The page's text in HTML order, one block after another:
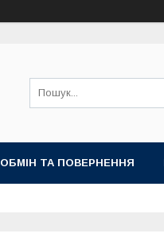
ОБМІН ТА ПОВЕРНЕННЯ